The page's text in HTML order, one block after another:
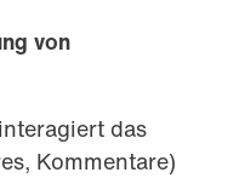
von
das
Kommentare)